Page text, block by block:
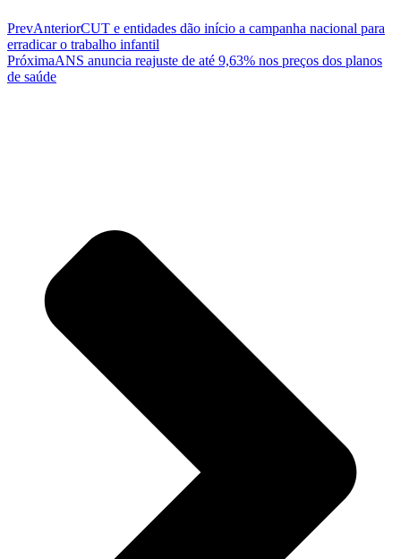
PrevAnteriorCUT e entidades dão início a campanha nacional para
erradicar o trabalho infantil
PróximaANS anuncia reajuste de até 9,63% nos preços dos planos
de saúde